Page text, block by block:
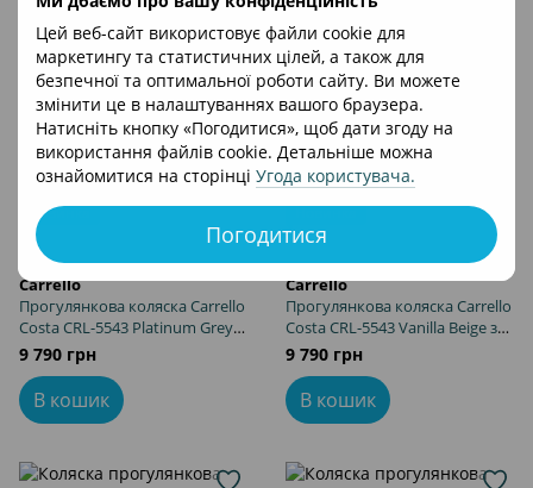
Цей веб-сайт використовує файли cookie для
маркетингу та статистичних цілей, а також для
безпечної та оптимальної роботи сайту. Ви можете
змінити це в налаштуваннях вашого браузера.
Натисніть кнопку «Погодитися», щоб дати згоду на
використання файлів cookie. Детальніше можна
ознайомитися на сторінці Угода користувача.
Погодитися
Новинка
Артикул: CRL-5543 Platinum Grey
Carrello
Прогулянкова коляска Carrello
Costa CRL-5543 Platinum Grey з
просторим сидінням,
реверсивна установка, колеса
EVA
9 790 грн
В кошик
Новинка
Артикул: CRL-5543 Vanilla Beige
Carrello
Прогулянкова коляска Carrello
Costa CRL-5543 Vanilla Beige з
просторим сидінням,
реверсивна установка, колеса
EVA
9 790 грн
В кошик